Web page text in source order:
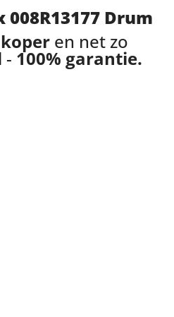
Drum
en net zo
- 100% garantie.